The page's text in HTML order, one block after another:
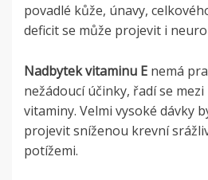
povadlé kůže, únavy,
deficit se může projevit i
Nadbytek vitaminu E nemá
nežádoucí účinky, řadí se
vitaminy. Velmi vysoké dávky
projevit sníženou krevní
potížemi.